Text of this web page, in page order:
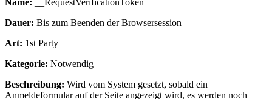
Dauer: Bis zum Beenden der Browsersession
Art: 1st Party
Kategorie: Notwendig
Beschreibung: Wird vom System gesetzt, sobald ein
Anmeldeformular auf der Seite angezeigt wird, es werden noch